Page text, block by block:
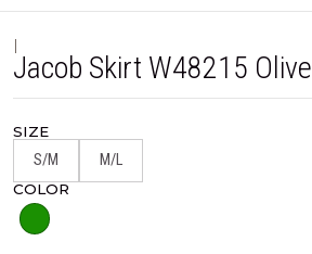
|
Jacob Skirt W48215 Olive
SIZE
S/M M/L
COLOR